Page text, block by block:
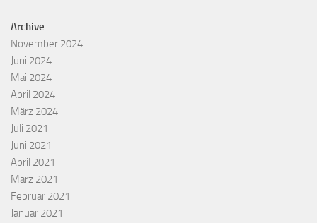
Archive
November 2024
Juni 2024
Mai 2024
April 2024
März 2024
Juli 2021
Juni 2021
April 2021
März 2021
Februar 2021
Januar 2021